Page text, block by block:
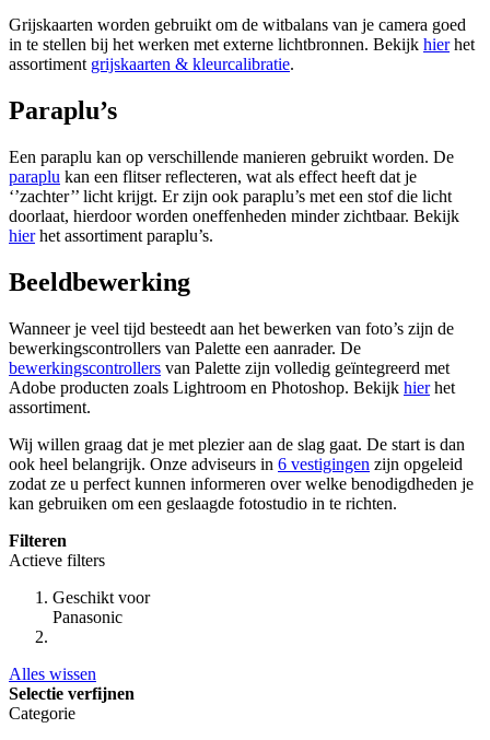
Grijskaarten worden gebruikt om de witbalans van je camera goed
in te stellen bij het werken met externe lichtbronnen. Bekijk hierhet
assortiment grijskaarten & kleurcalibratie.
Paraplu’s
Een paraplu kan op verschillende manieren gebruikt worden. De
paraplu kan een flitser reflecteren, wat als effect heeft dat je
‘’zachter’’ licht krijgt. Er zijn ook paraplu’s met een stof die licht
doorlaat, hierdoor worden oneffenheden minder zichtbaar. Bekijk
hierhet assortiment paraplu’s.
Beeldbewerking
Wanneer je veel tijd besteedt aan het bewerken van foto’s zijn de
bewerkingscontrollers van Palette een aanrader. De
bewerkingscontrollers van Palette zijn volledig geïntegreerd met
Adobe producten zoals Lightroom en Photoshop. Bekijk hierhet
assortiment.
Wij willen graag dat je met plezier aan de slag gaat. De start is dan
ook heel belangrijk. Onze adviseurs in 6 vestigingen zijn opgeleid
zodat ze u perfect kunnen informeren over welke benodigdheden je
kan gebruiken om een geslaagde fotostudio in te richten.
Filteren
Actieve filters
Geschikt voor
Panasonic
Alles wissen
Selectie verfijnen
Categorie